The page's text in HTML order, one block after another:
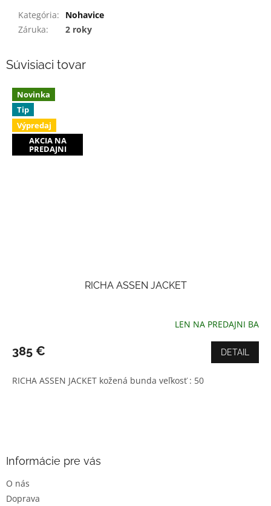
Kategória:
Nohavice
Záruka: 2 roky
Súvisiaci tovar
Novinka
Tip
Výpredaj
AKCIA NA
PREDAJNI
RICHA ASSEN JACKET
produktu
je
z
LEN NA PREDAJNI BA
385 € DETAIL
RICHA ASSEN JACKET kožená bunda veľkosť : 50
Informácie pre vás
O nás
Doprava